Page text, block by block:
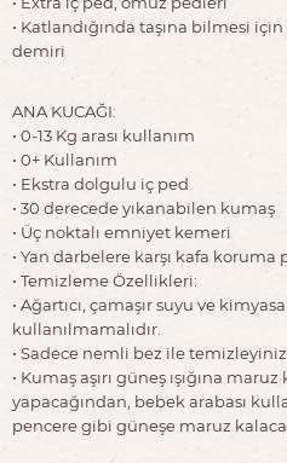
• Katlandığında taşına bilmesi
demiri
ANA KUCAĞI:
• 0-13 Kg arası kullanım
• 0+ Kullanım
• Ekstra dolgulu iç ped
• 30 derecede yıkanabilen kumaş
• Üç noktalı emniyet kemeri
• Yan darbelere karşı kafa koruma
• Temizleme Özellikleri:
• Ağartıcı, çamaşır suyu ve
kullanılmamalıdır.
• Sadece nemli bez ile temizleyiniz.
• Kumaş aşırı güneş ışığına
yapacağından, bebek arabası
pencere gibi güneşe maruz